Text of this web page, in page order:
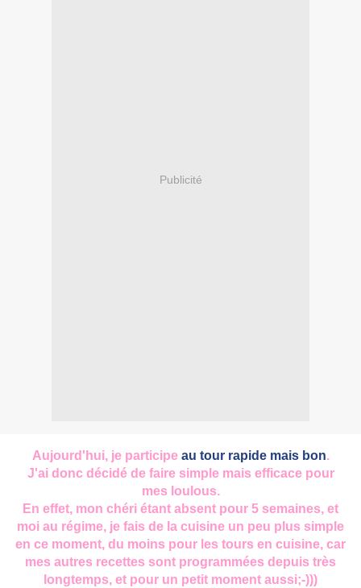
Publicité
Aujourd'hui, je participe au tour rapide mais bon.
J'ai donc décidé de faire simple mais efficace pour
mes loulous.
En effet, mon chéri étant absent pour 5 semaines, et
moi au régime, je fais de la cuisine un peu plus simple
en ce moment, du moins pour les tours en cuisine, car
mes autres recettes sont programmées depuis très
longtemps, et pour un petit moment aussi;-)))